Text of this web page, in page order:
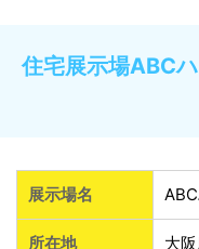
住宅展示場ABC
展示場名
所在地 大